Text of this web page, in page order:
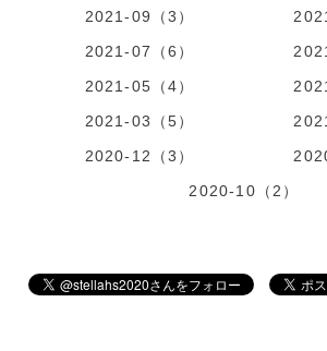
2021-09（3）
2021-07（6）
2021-05（4）
2021-03（5）
2020-12（3）
2020-10（2）